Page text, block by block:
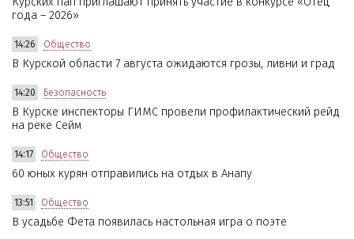
года – 2026»
14:26 Общество
В Курской области 7 августа ожидаются грозы, ливни и град
14:20 Безопасность
В Курске инспекторы ГИМС провели профилактический рейд
на реке Сейм
14:17 Общество
60 юных курян отправились на отдых в Анапу
13:51 Общество
В усадьбе Фета появилась настольная игра о поэте